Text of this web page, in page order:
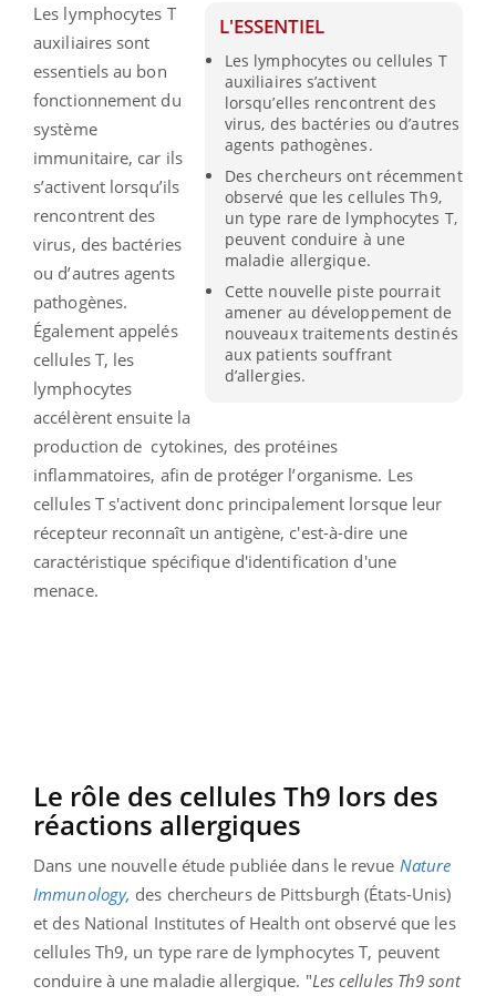
L'ESSENTIEL
Les lymphocytes ou cellules T
auxiliaires s’activent
lorsqu’elles rencontrent des
virus, des bactéries ou d’autres
agents pathogènes.
Des chercheurs ont récemment
observé que les cellules Th9,
un type rare de lymphocytes T,
peuvent conduire à une
maladie allergique.
Cette nouvelle piste pourrait
amener au développement de
nouveaux traitements destinés
aux patients souffrant
d’allergies.
Les lymphocytes T
auxiliaires sont
essentiels au bon
fonctionnement du
système
immunitaire, car ils
s’activent lorsqu’ils
rencontrent des
virus, des bactéries
ou d’autres agents
pathogènes.
Également appelés
cellules T, les
lymphocytes
accélèrent ensuite la
production de cytokines, des protéines
inflammatoires, afin de protéger l’organisme. Les
cellules T s'activent donc principalement lorsque leur
récepteur reconnaît un antigène, c'est-à-dire une
caractéristique spécifique d'identification d'une
menace.
Le rôle des cellules Th9 lors des
réactions allergiques
Dans une nouvelle étude publiée dans le revue Nature
Immunology, des chercheurs de Pittsburgh (États-Unis)
et des National Institutes of Health ont observé que les
cellules Th9, un type rare de lymphocytes T, peuvent
conduire à une maladie allergique. "Les cellules Th9 sont